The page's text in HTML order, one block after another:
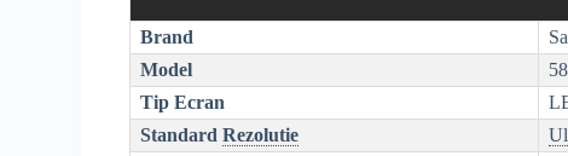
Brand
Model
Tip Ecran
StandardRezolutie